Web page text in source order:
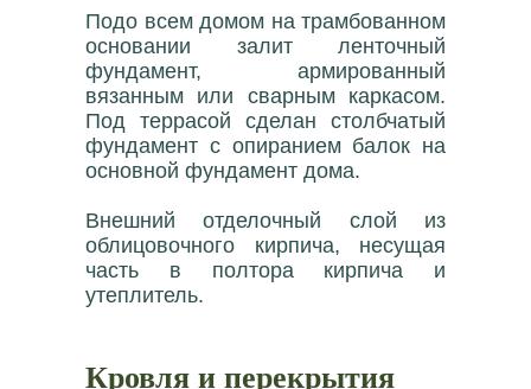
Подо всем домом на трамбованном
основании залит ленточный
фундамент, армированный
вязанным или сварным каркасом.
Под террасой сделан столбчатый
фундамент с опиранием балок на
основной фундамент дома.
Внешний отделочный слой из
облицовочного кирпича, несущая
часть в полтора кирпича и
утеплитель.
Кровля и перекрытия